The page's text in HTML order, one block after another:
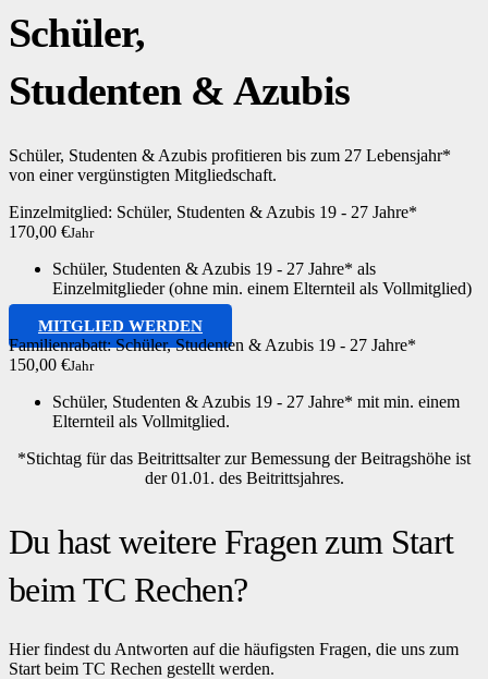
Schüler,
Studenten & Azubis
Schüler, Studenten & Azubis profitieren bis zum 27 Lebensjahr*
von einer vergünstigten Mitgliedschaft.
Einzelmitglied: Schüler, Studenten & Azubis 19 - 27 Jahre*
170,00 €Jahr
Schüler, Studenten & Azubis 19 - 27 Jahre* als
Einzelmitglieder (ohne min. einem Elternteil als Vollmitglied)
MITGLIED WERDEN
Familienrabatt: Schüler, Studenten & Azubis 19 - 27 Jahre*
150,00 €Jahr
Schüler, Studenten & Azubis 19 - 27 Jahre* mit min. einem
Elternteil als Vollmitglied.
*Stichtag für das Beitrittsalter zur Bemessung der Beitragshöhe ist
der 01.01. des Beitrittsjahres.
Du hast weitere Fragen zum Start
beim TC Rechen?
Hier findest du Antworten auf die häufigsten Fragen, die uns zum
Start beim TC Rechen gestellt werden.